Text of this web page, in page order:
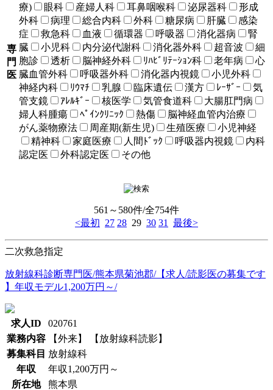
専
門
医
療)
眼科 産婦人科 耳鼻咽喉科 泌尿器科
形成
外科
病理 総合内科 外科 糖尿病 肝臓
感染
症
救急科 血液 循環器 呼吸器 消化器病
腎
臓
小児科 内分泌代謝科 消化器外科 超音波
細
胞診
透析 脳神経外科 ﾘﾊﾋﾞﾘﾃｰｼｮﾝ科 老年病
心
臓血管外科
呼吸器外科 消化器内視鏡
小児外科
神経内科
ﾘｳﾏﾁ 乳腺 臨床遺伝 漢方 ﾚｰｻﾞｰ
気
管支鏡
ｱﾚﾙｷﾞｰ 核医学 気管食道科
大腸肛門病
婦人科腫瘍
ﾍﾟｲﾝｸﾘﾆｯｸ 熱傷
脳神経血管内治療
がん薬物療法
周産期(新生児) 生殖医療
小児神経
精神科
家庭医療 人間ﾄﾞｯｸ 呼吸器内視鏡
内科
認定医
外科認定医 その他
561～580件/全754件
<最初 27 28 29 30 31 最後>
二次救急指定
放射線科診断専門医/熊本県菊池郡/【求人/読影医の募集です
】年収モデル1,200万円～/
求人ID
020761
業務内容
【外来】 【放射線科読影】
募集科目 放射線科
年収
年収1,200万円～
所在地
熊本県